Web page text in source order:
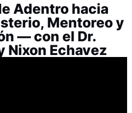
Adentro hacia
Mentoreo y
— con el Dr.
Nixon Echavez